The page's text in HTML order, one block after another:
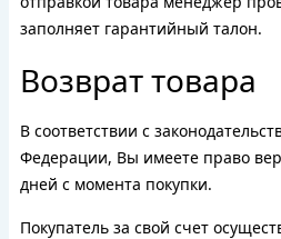
заполняет гарантийный талон.
Возврат товара
В соответствии с
Федерации, Вы имеете право
дней с момента покупки.
Покупатель за свой счет